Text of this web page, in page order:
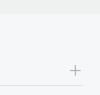
+